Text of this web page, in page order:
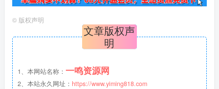
© 版权声明
文章版权声
明
1、本网站名称： 一鸣资源网
2、本站永久网址： https://www.yiming818.com